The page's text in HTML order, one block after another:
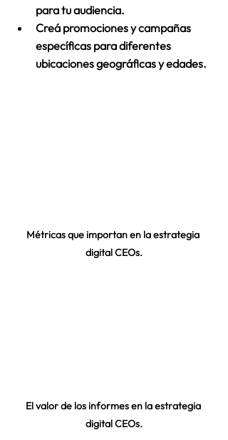
para tu audiencia.
Creá promociones y campañas
específicas para diferentes
ubicaciones geográficas y edades.
Métricas que importan en la estrategia
digital CEOs.
El valor de los informes en la estrategia
digital CEOs.